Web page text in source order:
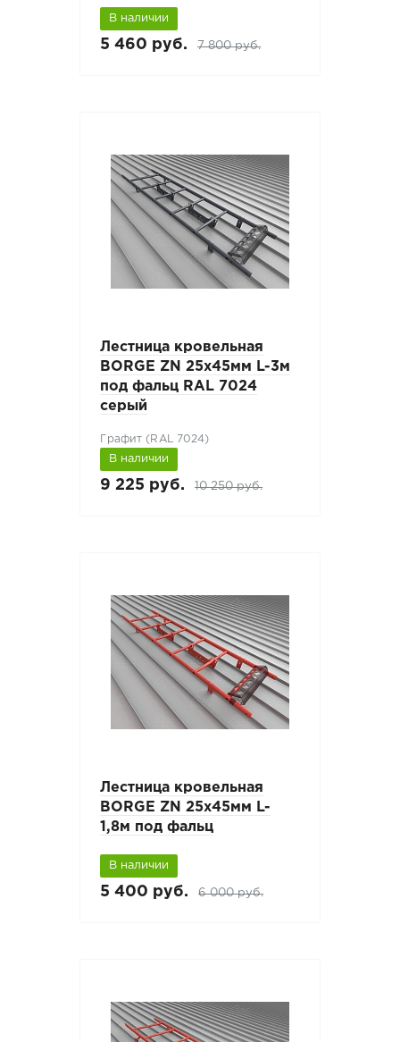
В наличии
5 460 руб. 7 800 руб.
Лестница кровельная
BORGE ZN 25х45мм L-3м
под фальц RAL 7024
серый
Графит (RAL 7024)
В наличии
9 225 руб. 10 250 руб.
Лестница кровельная
BORGE ZN 25х45мм L-
1,8м под фальц
В наличии
5 400 руб. 6 000 руб.